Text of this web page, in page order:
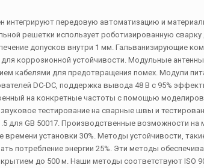
передовую автоматизацию и
решетки использует роботизированную
допусков внутри 1 мм. Гальванизирующие
коррозионной устойчивости. Модульные
кабелями для предотвращения помех. Модули
DC-DC, поддержка вывода 48 В с 95%
на конкретные частоты с помощью
тестирование на сварные швы и
для GB 50017. Производственные возможности
установки 30%. Методы устойчивости,
потребление энергии 25%. Эти методы
до 500 м. Наши методы соответствуют ISO